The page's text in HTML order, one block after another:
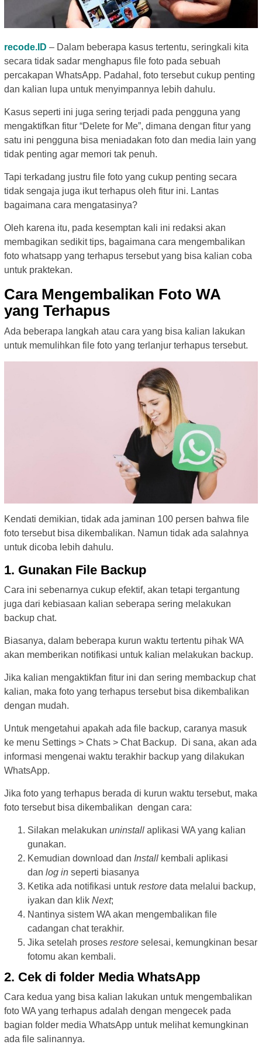
recode.ID – Dalam beberapa kasus tertentu, seringkali kita
secara tidak sadar menghapus file foto pada sebuah
percakapan WhatsApp. Padahal, foto tersebut cukup penting
dan kalian lupa untuk menyimpannya lebih dahulu.
Kasus seperti ini juga sering terjadi pada pengguna yang
mengaktifkan fitur “Delete for Me”, dimana dengan fitur yang
satu ini pengguna bisa meniadakan foto dan media lain yang
tidak penting agar memori tak penuh.
Tapi terkadang justru file foto yang cukup penting secara
tidak sengaja juga ikut terhapus oleh fitur ini. Lantas
bagaimana cara mengatasinya?
Oleh karena itu, pada kesemptan kali ini redaksi akan
membagikan sedikit tips, bagaimana cara mengembalikan
foto whatsapp yang terhapus tersebut yang bisa kalian coba
untuk praktekan.
Cara Mengembalikan Foto WA
yang Terhapus
Ada beberapa langkah atau cara yang bisa kalian lakukan
untuk memulihkan file foto yang terlanjur terhapus tersebut.
Kendati demikian, tidak ada jaminan 100 persen bahwa file
foto tersebut bisa dikembalikan. Namun tidak ada salahnya
untuk dicoba lebih dahulu.
1. Gunakan File Backup
Cara ini sebenarnya cukup efektif, akan tetapi tergantung
juga dari kebiasaan kalian seberapa sering melakukan
backup chat.
Biasanya, dalam beberapa kurun waktu tertentu pihak WA
akan memberikan notifikasi untuk kalian melakukan backup.
Jika kalian mengaktikfan fitur ini dan sering membackup chat
kalian, maka foto yang terhapus tersebut bisa dikembalikan
dengan mudah.
Untuk mengetahui apakah ada file backup, caranya masuk
ke menu Settings > Chats > Chat Backup. Di sana, akan ada
informasi mengenai waktu terakhir backup yang dilakukan
WhatsApp.
Jika foto yang terhapus berada di kurun waktu tersebut, maka
foto tersebut bisa dikembalikan dengan cara:
Silakan melakukan uninstall aplikasi WA yang kalian
gunakan.
Kemudian download dan Install kembali aplikasi
dan log in seperti biasanya
Ketika ada notifikasi untuk restore data melalui backup,
iyakan dan klik Next;
Nantinya sistem WA akan mengembalikan file
cadangan chat terakhir.
Jika setelah proses restore selesai, kemungkinan besar
fotomu akan kembali.
2. Cek di folder Media WhatsApp
Cara kedua yang bisa kalian lakukan untuk mengembalikan
foto WA yang terhapus adalah dengan mengecek pada
bagian folder media WhatsApp untuk melihat kemungkinan
ada file salinannya.